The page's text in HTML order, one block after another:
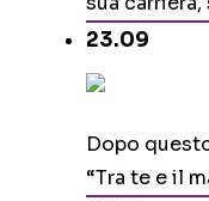
23.09
Dopo
“Tra te e il